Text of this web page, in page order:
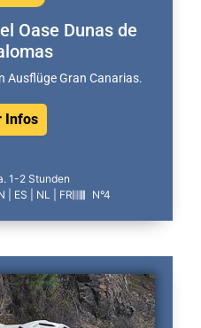
Oase Dunas de
Ausflüge Gran Canarias.
Infos
1-2 Stunden
| ES | NL | FR
N°4